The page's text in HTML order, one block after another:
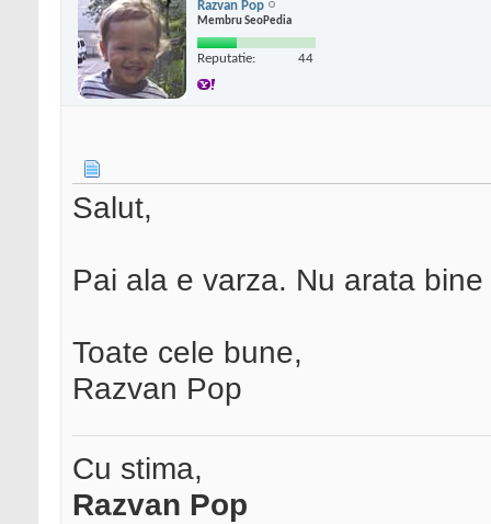
Razvan Pop
Membru SeoPedia
Reputatie: 44
Salut,
Pai ala e varza. Nu arata
Toate cele bune,
Razvan Pop
Cu stima,
Razvan Pop